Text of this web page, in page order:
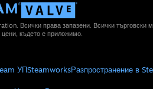
Всички права запазени. Всички търговски
където е приложимо.
УПSteamworksРазпространение в